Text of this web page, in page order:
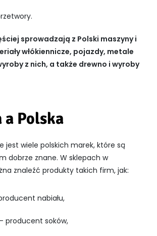
sprowadzają z Polski maszyny i
włókiennicze, pojazdy, metale
z nich, a także drewno i wyroby
Polska
jest wiele polskich marek, które są
dobrze znane. W sklepach w
znaleźć produkty takich firm, jak:
nabiału,
– producent soków,